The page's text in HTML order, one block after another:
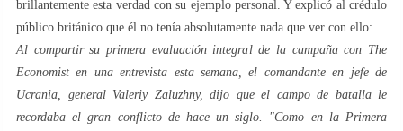
brillantemente esta verdad con su ejemplo personal. Y explicó al crédulo
público británico que él no tenía absolutamente nada que ver con ello:
Al compartir su primera evaluación integral de la campaña con The
Economist en una entrevista esta semana, el comandante en jefe de
Ucrania, general Valeriy Zaluzhny, dijo que el campo de batalla le
recordaba el gran conflicto de hace un siglo. "Como en la Primera